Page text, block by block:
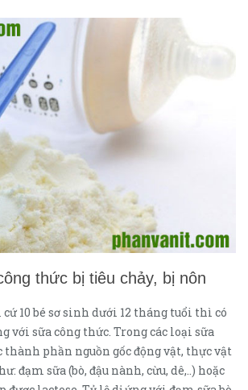
thức bị tiêu chảy, bị nôn
10 bé sơ sinh dưới 12 tháng tuổi thì có
với sữa công thức. Trong các loại sữa
thành phần nguồn gốc động vật, thực vật
đạm sữa (bò, đậu nành, cừu, dê,..) hoặc